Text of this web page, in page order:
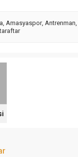
, Amasyaspor, Antrenman,
taraftar